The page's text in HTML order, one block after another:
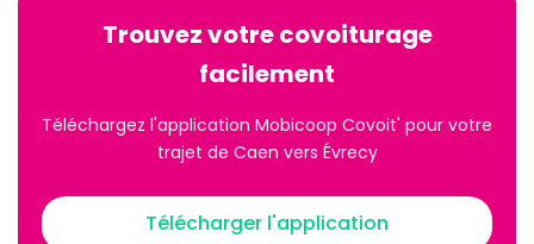
Trouvez votre covoiturage
facilement
Téléchargez l'application Mobicoop Covoit' pour votre
trajet de Caen vers Évrecy
Télécharger l'application